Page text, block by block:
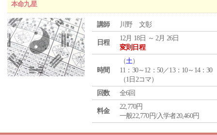
本命九星
講師 川野 文彰
日程
12月 18日 ～ 2月 26日
変則日程
時間
（土）
11：30～12：50／13：10～14：30
（1日2コマ）
回数
全6回
料金
22,770円
一般22,770円/入学者20,460円